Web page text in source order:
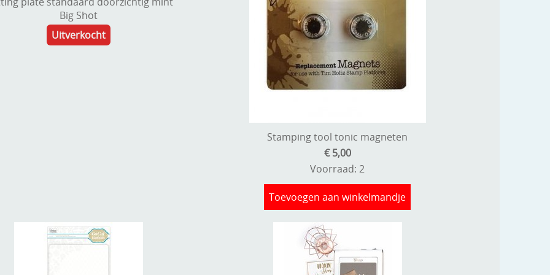
Big Shot
Uitverkocht
Stamping tool tonic magneten
€ 5,00
Voorraad: 2
Toevoegen aan winkelmandje